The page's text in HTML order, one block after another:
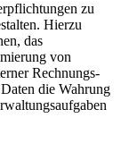
zu
Hierzu
das
von
Rechnungs-
die Wahrung